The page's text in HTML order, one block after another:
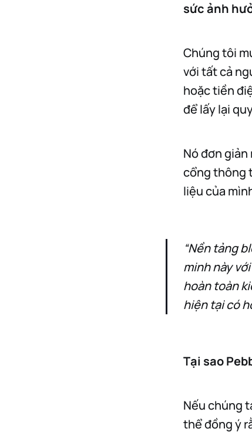
sức ảnh
Chúng tôi
với tất cả
hoặc tiền
để lấy lại
Nó đơn
cổng thông
liệu của
“Nền tảng
minh này
hoàn toàn
hiện tại có
Tại sao
Nếu chúng
thể đồng ý